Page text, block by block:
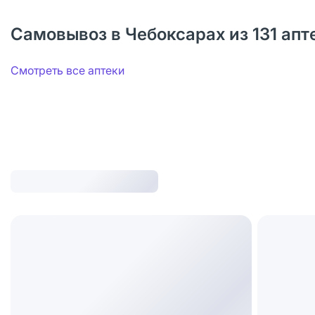
Самовывоз в Чебоксарах из 131
Смотреть все аптеки